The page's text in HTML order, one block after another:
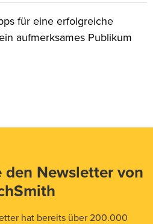
für eine erfolgreiche
aufmerksames Publikum
den Newsletter von
hat bereits über 200.000